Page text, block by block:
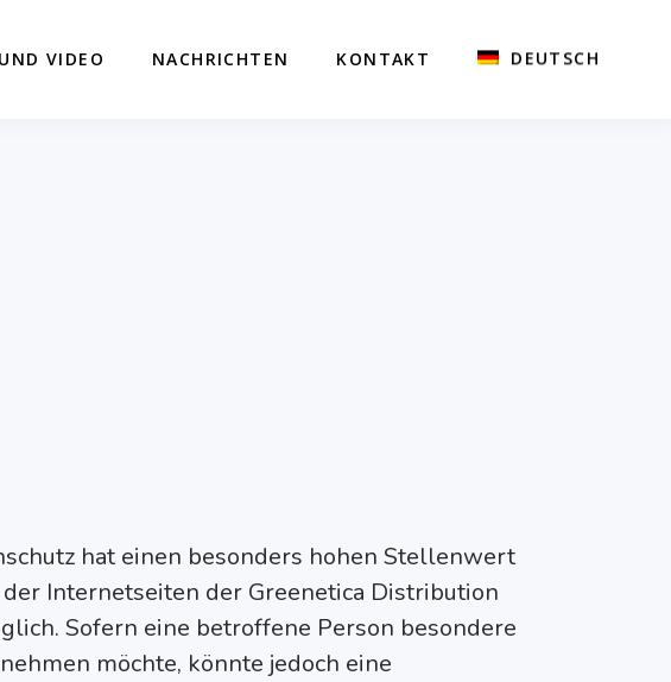
VIDEO NACHRICHTEN KONTAKT DEUTSCH
hat einen besonders hohen Stellenwert
Internetseiten der Greenetica Distribution
Sofern eine betroffene Person besondere
möchte, könnte jedoch eine